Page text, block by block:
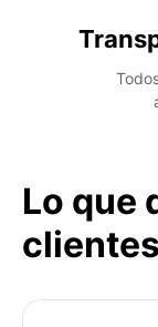
Lo que
clientes